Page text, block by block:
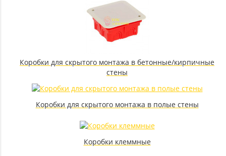
Коробки для скрытого монтажа в бетонные/кирпичные
стены
Коробки для скрытого монтажа в полые стены
Коробки клеммные